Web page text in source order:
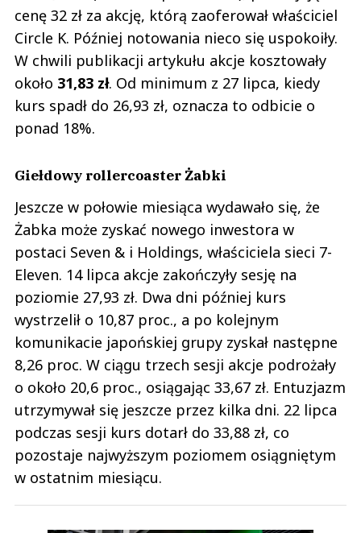
cenę 32 zł za akcję, którą zaoferował właściciel
Circle K. Później notowania nieco się uspokoiły.
W chwili publikacji artykułu akcje kosztowały
około 31,83 zł. Od minimum z 27 lipca, kiedy
kurs spadł do 26,93 zł, oznacza to odbicie o
ponad 18%.
Giełdowy rollercoaster Żabki
Jeszcze w połowie miesiąca wydawało się, że
Żabka może zyskać nowego inwestora w
postaci Seven & i Holdings, właściciela sieci 7-
Eleven. 14 lipca akcje zakończyły sesję na
poziomie 27,93 zł. Dwa dni później kurs
wystrzelił o 10,87 proc., a po kolejnym
komunikacie japońskiej grupy zyskał następne
8,26 proc. W ciągu trzech sesji akcje podrożały
o około 20,6 proc., osiągając 33,67 zł. Entuzjazm
utrzymywał się jeszcze przez kilka dni. 22 lipca
podczas sesji kurs dotarł do 33,88 zł, co
pozostaje najwyższym poziomem osiągniętym
w ostatnim miesiącu.